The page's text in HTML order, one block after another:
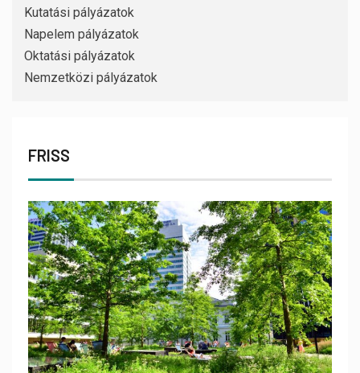
Kutatási pályázatok
Napelem pályázatok
Oktatási pályázatok
Nemzetközi pályázatok
FRISS